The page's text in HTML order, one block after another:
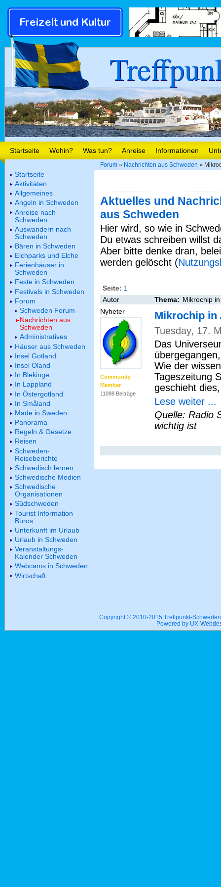
Startseite Wohin? Was tun? Anreise Informationen
Forum » Nachrichten aus Schweden »
Aktuelles und
aus Schweden
Hier wird, so wie in
Du etwas schreiben willst
Aber bitte denke dran,
werden gelöscht (
Seite: 1
Autor
Thema: Mikrochip
Nyheter
Community
Member
11098 Beiträge
Mikrochip in
Tuesday, 17.
Das
Wie der
Tageszeitung
geschieht
Lese weiter ...
Quelle: Radio
wichtig ist
Startseite
Aktivitäten
Allgemeines
Angeln in Schweden
Anreise nach
Schweden
Auswandern nach
Schweden
Bären in Schweden
Elchparks und Elche
Ferienhäuser in
Schweden
Feste in Schweden
Festivals in Schweden
Forum
Schweden Forum
Nachrichten aus
Schweden
Administratives
Häuser aus Schweden
Insel Gotland
Insel Öland
In Blekinge
In Lappland
In Östergotland
In Småland
Made in Sweden
Panorama
Regeln & Gesetze
Reisen
Schweden-
Reiseberichte
Schwedisch lernen
Schwedische Medien
Schwedische
Organisationen
Südschweden
Tourist Information
Büros
Unterkunft im Urlaub
Urlaub in Schweden
Veranstaltungs-
Kalender Schweden
Webcams in Schweden
Wirtschaft
Copyright © 2010-2015 Treffpunkt-
Powered by UX-